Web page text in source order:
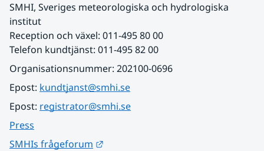
SMHI, Sveriges meteorologiska och hydrologiska
institut
Reception och växel: 011-495 80 00
Telefon kundtjänst: 011-495 82 00
Organisationsnummer: 202100-0696
Epost: kundtjanst@smhi.se
Epost: registrator@smhi.se
Press
SMHIs frågeforum